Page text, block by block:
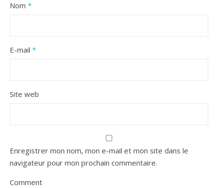
Nom *
E-mail *
Site web
Enregistrer mon nom, mon e-mail et mon site dans le
navigateur pour mon prochain commentaire.
Comment